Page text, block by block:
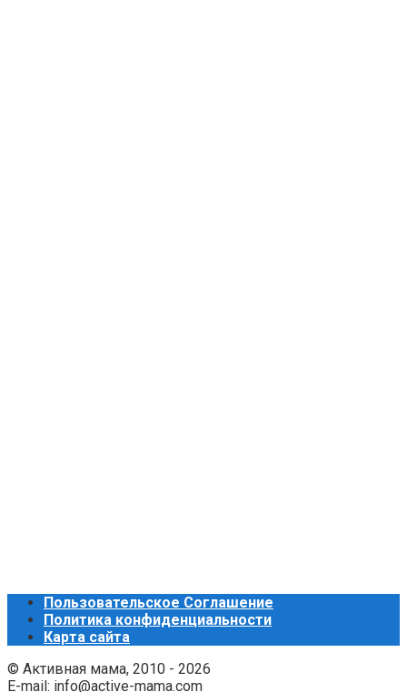
Пользовательское Соглашение
Политика конфиденциальности
Карта сайта
© Активная мама, 2010 - 2026
E-mail: info@active-mama.com